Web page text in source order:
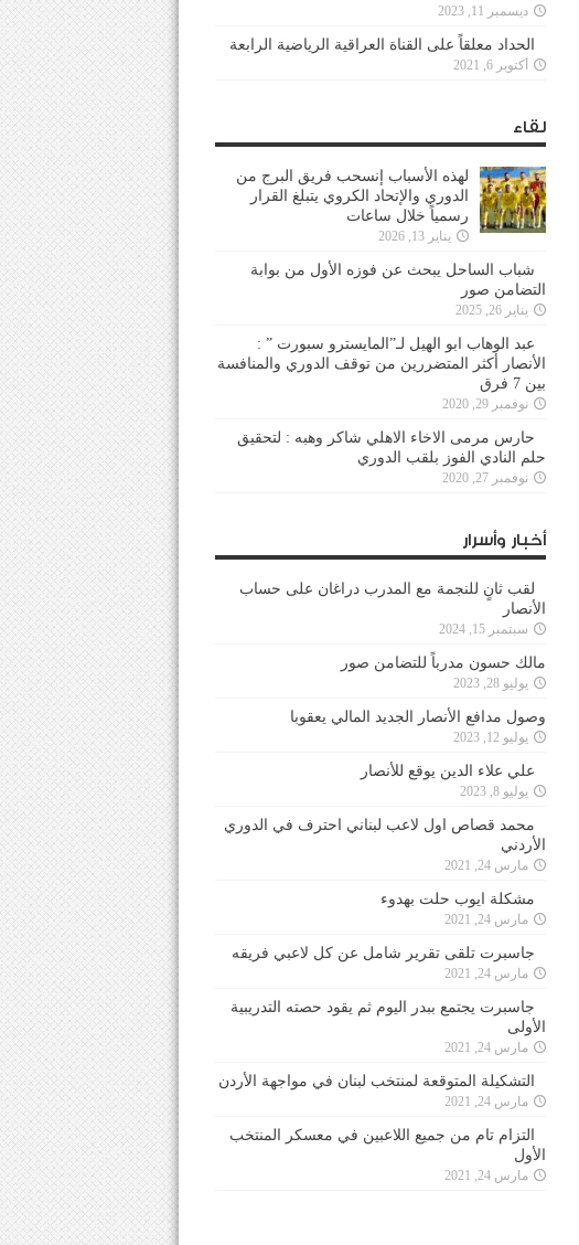
ديسمبر 11, 2023
الحداد معلقاً على القناة العراقية الرياضية الرابعة
أكتوبر 6, 2021
لقاء
لهذه الأسباب إنسحب فريق البرج من
الدوري والإتحاد الكروي يتبلغ القرار
رسمياً خلال ساعات
يناير 13, 2026
شباب الساحل يبحث عن فوزه الأول من بوابة
التضامن صور
يناير 26, 2025
عبد الوهاب ابو الهيل لـ”المايسترو سبورت ” :
الأنصار أكثر المتضررين من توقف الدوري والمنافسة
بين 7 فرق
نوفمبر 29, 2020
حارس مرمى الاخاء الاهلي شاكر وهبه : لتحقيق
حلم النادي الفوز بلقب الدوري
نوفمبر 27, 2020
أخبار وأسرار
لقب ثانٍ للنجمة مع المدرب دراغان على حساب
الأنصار
سبتمبر 15, 2024
مالك حسون مدرباً للتضامن صور
يوليو 28, 2023
وصول مدافع الأنصار الجديد المالي يعقوبا
يوليو 12, 2023
علي علاء الدين يوقع للأنصار
يوليو 8, 2023
محمد قصاص اول لاعب لبناني احترف في الدوري
الأردني
مارس 24, 2021
مشكلة ايوب حلت بهدوء
مارس 24, 2021
جاسبرت تلقى تقرير شامل عن كل لاعبي فريقه
مارس 24, 2021
جاسبرت يجتمع ببدر اليوم ثم يقود حصته التدريبية
الأولى
مارس 24, 2021
التشكيلة المتوقعة لمنتخب لبنان في مواجهة الأردن
مارس 24, 2021
التزام تام من جميع اللاعبين في معسكر المنتخب
الأول
مارس 24, 2021